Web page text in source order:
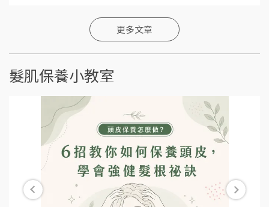
更多文章
髮肌保養小教室